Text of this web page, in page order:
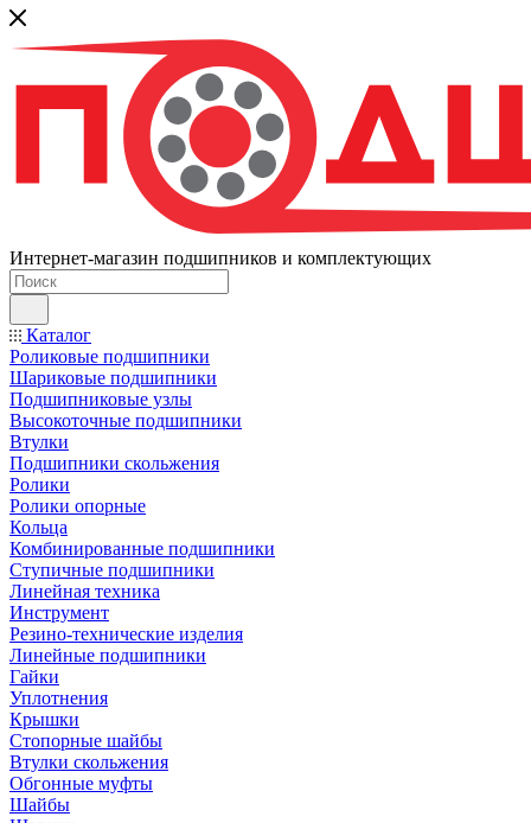
Интернет-магазин подшипников и комплектующих
Каталог
Роликовые подшипники
Шариковые подшипники
Подшипниковые узлы
Высокоточные подшипники
Втулки
Подшипники скольжения
Ролики
Ролики опорные
Кольца
Комбинированные подшипники
Ступичные подшипники
Линейная техника
Инструмент
Резино-технические изделия
Линейные подшипники
Гайки
Уплотнения
Крышки
Стопорные шайбы
Втулки скольжения
Обгонные муфты
Шайбы